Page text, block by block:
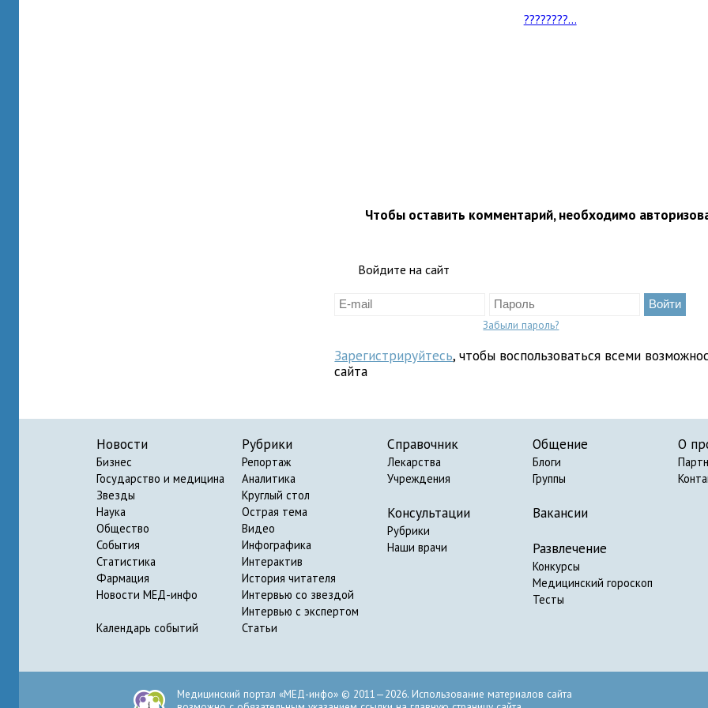
????????...
Чтобы оставить комментарий, необходимо
Войдите на сайт
Забыли пароль?
Зарегистрируйтесь, чтобы воспользоваться всеми
сайта
Новости
Бизнес
Государство и медицина
Звезды
Наука
Общество
События
Статистика
Фармация
Новости МЕД-инфо
Календарь событий
Рубрики
Репортаж
Аналитика
Круглый стол
Острая тема
Видео
Инфографика
Интерактив
История читателя
Интервью со звездой
Интервью с экспертом
Статьи
Справочник
Лекарства
Учреждения
Консультации
Рубрики
Наши врачи
Общение
Блоги
Группы
Вакансии
Развлечение
Конкурсы
Медицинский гороскоп
Тесты
О
Медицинский портал «МЕД-инфо» © 2011—2026. Использование материалов сайта